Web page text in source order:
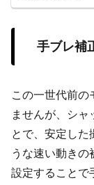
手ブレ補
この一世代前の
ませんが、シャ
とで、安定した
うな速い動きの
設定することで